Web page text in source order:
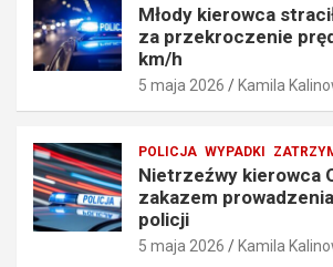
Młody kierowca
za przekroczenie
km/h
5 maja 2026 Kamila
POLICJA WYPADKI
Nietrzeźwy kierowca
zakazem
policji
5 maja 2026 Kamila
n
e
r
ę
d
k
o
ś
a
f
w
ę